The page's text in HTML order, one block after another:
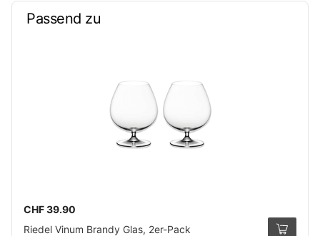
Passend zu
CHF 39.90
Riedel Vinum Brandy Glas, 2er-Pack